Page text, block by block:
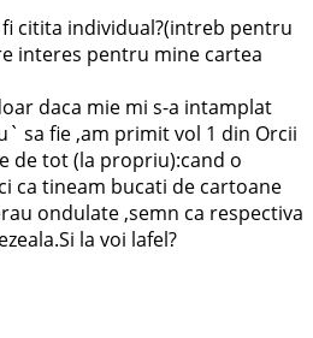
citita individual?(intreb pentru
interes pentru mine cartea
daca mie mi s-a intamplat
sa fie ,am primit vol 1 din Orcii
de tot (la propriu):cand o
ca tineam bucati de cartoane
ondulate ,semn ca respectiva
la voi lafel?